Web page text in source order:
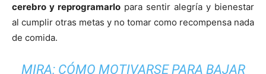
cerebro y reprogramarlo para sentir alegría y bienestar
al cumplir otras metas y no tomar como recompensa nada
de comida.
MIRA: CÓMO MOTIVARSE PARA BAJAR